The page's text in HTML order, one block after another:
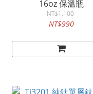
16oz 保溫瓶
NT$1,100
NT$990